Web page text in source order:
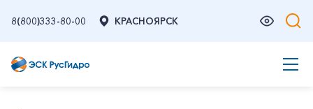
8(800)333-80-00 КРАСНОЯРСК